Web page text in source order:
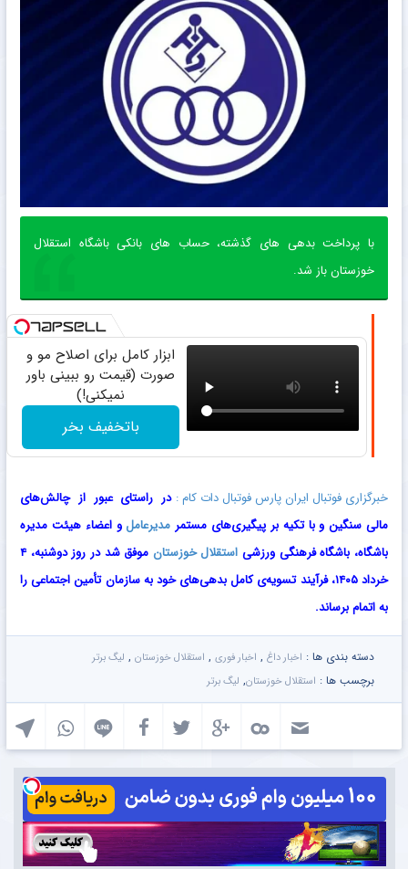
با پرداخت بدهی های گذشته، حساب های بانکی باشگاه استقلال
خوزستان باز شد.
ابزار کامل برای اصلاح مو و
صورت (قیمت رو ببینی باور
نمیکنی!)
باتخفیف بخر
خبرگزاری فوتبال ایران پارس فوتبال دات کام : در راستای عبور از چالش‌های
مالی سنگین و با تکیه بر پیگیری‌های مستمر مدیرعامل و اعضاء هیئت مدیره
باشگاه، باشگاه فرهنگی ورزشی استقلال خوزستان
موفق شد در روز دوشنبه، ۴
خرداد ۱۴۰۵، فرآیند تسویه‌ی کامل بدهی‌های خود به سازمان تأمین اجتماعی را
به اتمام برساند.
دسته بندی ها : اخبار داغ , اخبار فوری , استقلال خوزستان , لیگ برتر
برچسب ها : استقلال خوزستان, لیگ برتر